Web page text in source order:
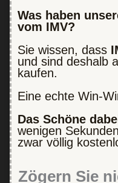
Was haben
vom IMV?
Sie wissen, dass
und sind deshalb
kaufen.
Eine echte Win-
Das Schöne
wenigen Sekunden
zwar völlig
Zögern Sie